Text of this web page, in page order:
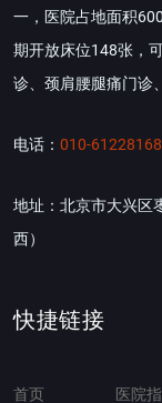
一，医院占地面积
期开放床位148张，
诊、颈肩腰腿痛门诊
电话： 010-61228168
地址：北京市大兴区
西）
快捷链接
首页 医院